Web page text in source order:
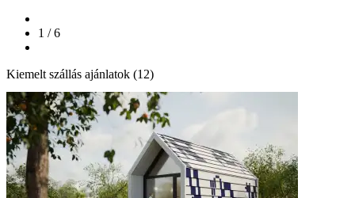
1 / 6
Kiemelt szállás ajánlatok (12)